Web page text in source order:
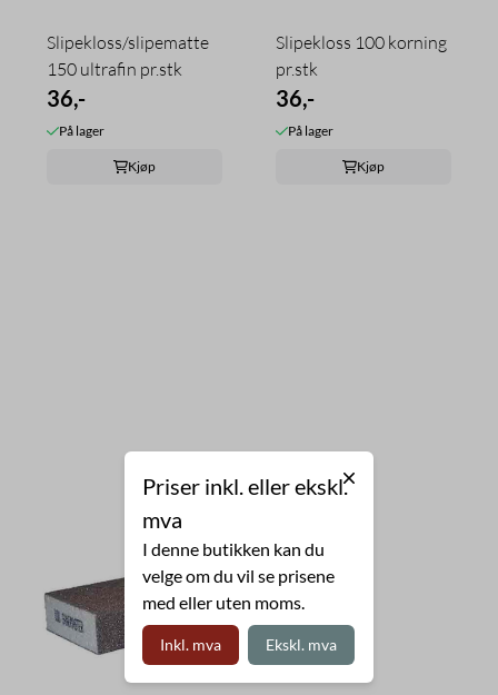
Slipekloss/slipematte
150 ultrafin pr.stk
36,-
På lager
Kjøp
Slipekloss 100 korning
pr.stk
36,-
På lager
Kjøp
Priser inkl. eller ekskl.
mva
I denne butikken kan du
velge om du vil se prisene
med eller uten moms.
Inkl. mva Ekskl. mva